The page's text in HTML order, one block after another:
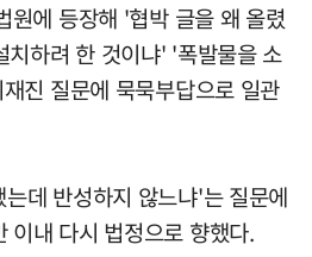
원에 등장해 '협박 글을 왜 올렸
하려 한 것이냐' '폭발물을 소
진 질문에 묵묵부답으로 일관
데 반성하지 않느냐'는 질문에
이내 다시 법정으로 향했다.